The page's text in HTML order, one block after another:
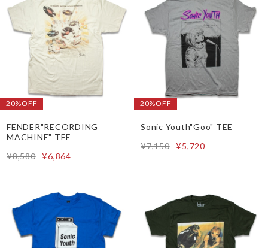
20%OFF
FENDER"RECORDING
MACHINE" TEE
¥8,580
¥6,864
20%OFF
Sonic Youth"Goo" TEE
¥7,150
¥5,720